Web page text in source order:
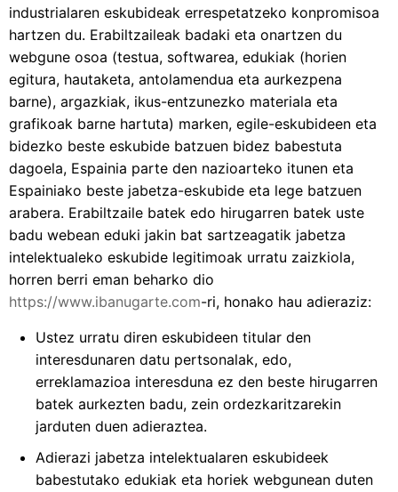
industrialaren eskubideak errespetatzeko konpromisoa
hartzen du. Erabiltzaileak badaki eta onartzen du
webgune osoa (testua, softwarea, edukiak (horien
egitura, hautaketa, antolamendua eta aurkezpena
barne), argazkiak, ikus-entzunezko materiala eta
grafikoak barne hartuta) marken, egile-eskubideen eta
bidezko beste eskubide batzuen bidez babestuta
dagoela, Espainia parte den nazioarteko itunen eta
Espainiako beste jabetza-eskubide eta lege batzuen
arabera. Erabiltzaile batek edo hirugarren batek uste
badu webean eduki jakin bat sartzeagatik jabetza
intelektualeko eskubide legitimoak urratu zaizkiola,
horren berri eman beharko dio
https://www.ibanugarte.com-ri, honako hau adieraziz:
Ustez urratu diren eskubideen titular den
interesdunaren datu pertsonalak, edo,
erreklamazioa interesduna ez den beste hirugarren
batek aurkezten badu, zein ordezkaritzarekin
jarduten duen adieraztea.
Adierazi jabetza intelektualaren eskubideek
babestutako edukiak eta horiek webgunean duten